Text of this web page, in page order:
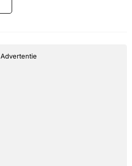
Advertentie